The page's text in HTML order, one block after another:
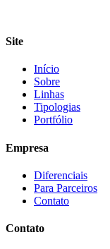
Site
Início
Sobre
Linhas
Tipologias
Portfólio
Empresa
Diferenciais
Para Parceiros
Contato
Contato